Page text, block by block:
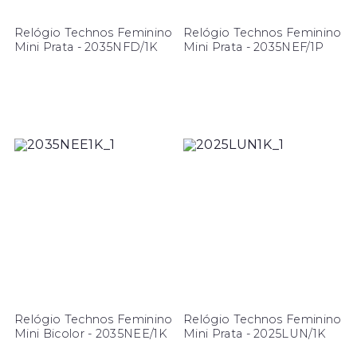
Relógio Technos Feminino
Mini Prata - 2035NFD/1K
Relógio Technos Feminino
Mini Prata - 2035NEF/1P
Relógio Technos Feminino
Mini Bicolor - 2035NEE/1K
Relógio Technos Feminino
Mini Prata - 2025LUN/1K